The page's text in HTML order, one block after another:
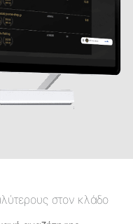
στον κλάδο